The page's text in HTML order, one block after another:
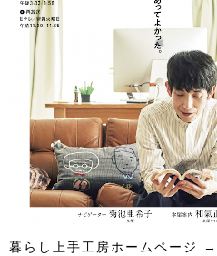
暮らし上手工房ホームページ →